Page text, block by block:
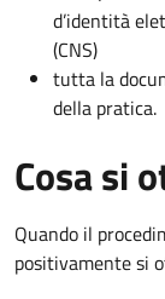
d’identità
(CNS)
tutta la
della pratica.
Cosa si
Quando il
positivamente si